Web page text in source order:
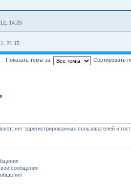
14:25
21:15
Показать темы за: Сортировать
нет зарегистрированных пользователей и
сообщения